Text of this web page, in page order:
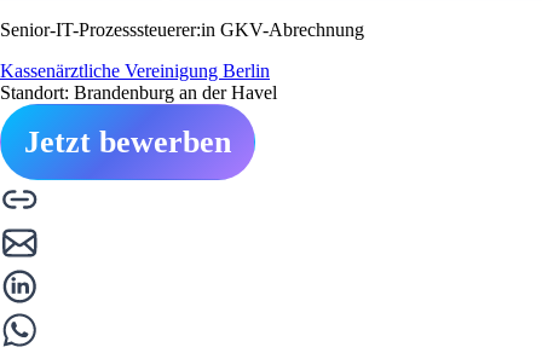
Senior-IT-Prozesssteuerer:in GKV-Abrechnung
Kassenärztliche Vereinigung Berlin
Standort: Brandenburg an der Havel
Jetzt bewerben